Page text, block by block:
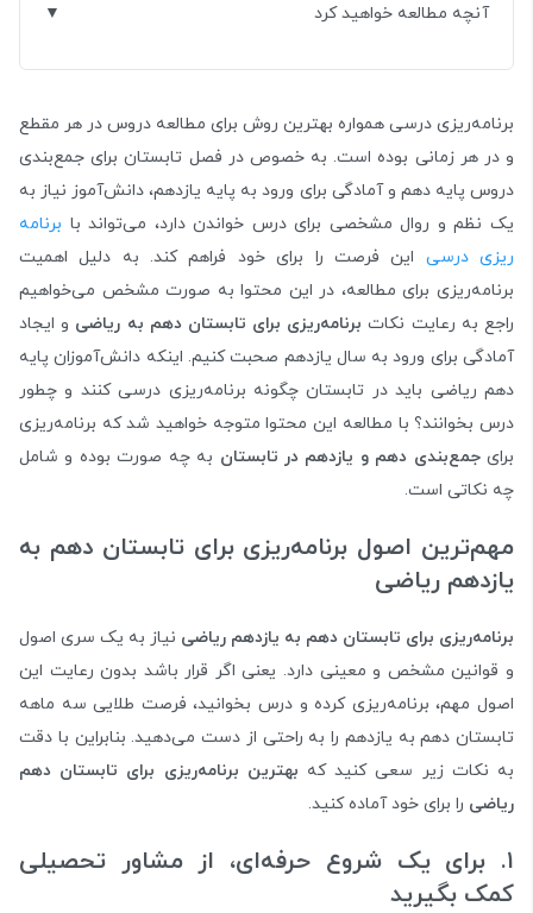
آنچه مطالعه خواهید کرد
برنامه‌ریزی درسی همواره بهترین روش برای مطالعه دروس در هر مقطع
و در هر زمانی بوده است. به خصوص در فصل تابستان برای جمع‌بندی
دروس پایه دهم و آمادگی برای ورود به پایه یازدهم،‌ دانش‌آموز نیاز به
یک نظم و روال مشخصی برای درس خواندن دارد، می‌تواند با برنامه‌
ریزی درسی این فرصت را برای خود فراهم کند. به دلیل اهمیت
برنامه‌ریزی برای مطالعه، در این محتوا به صورت مشخص می‌خواهیم
راجع به رعایت نکات برنامه‌ریزی برای تابستان دهم به ریاضی و ایجاد
آمادگی برای ورود به سال یازدهم صحبت کنیم. اینکه دانش‌آموزان پایه
دهم ریاضی باید در تابستان چگونه برنامه‌ریزی درسی کنند و چطور
درس بخوانند؟ با مطالعه این محتوا متوجه خواهید شد که برنامه‌ریزی
برایجمع‌بندی دهم و یازدهم در تابستان به چه صورت بوده و شامل
چه نکاتی است.
مهم‌ترین اصول برنامه‌ریزی برای تابستان دهم به
یازدهم ریاضی
برنامه‌ریزی برای تابستان دهم به یازدهم ریاضی نیاز به یک سری اصول
و قوانین مشخص و معینی دارد. یعنی اگر قرار باشد بدون رعایت این
اصول مهم، برنامه‌ریزی کرده و درس بخوانید، فرصت طلایی سه ماهه
تابستان دهم به یازدهم را به راحتی از دست می‌دهید. بنابراین با دقت
به نکات زیر سعی کنید که بهترین برنامه‌ریزی برای تابستان دهم
ریاضی را برای خود آماده کنید.
۱. برای یک شروع حرفه‌ای، از مشاور تحصیلی
کمک بگیرید